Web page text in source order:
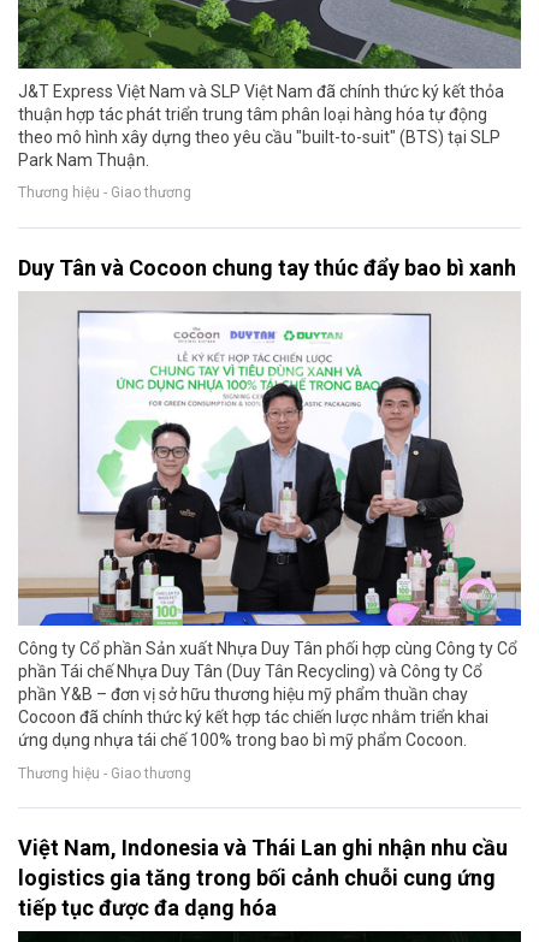
J&T Express Việt Nam và SLP Việt Nam đã chính thức ký kết thỏa
thuận hợp tác phát triển trung tâm phân loại hàng hóa tự động
theo mô hình xây dựng theo yêu cầu "built-to-suit" (BTS) tại SLP
Park Nam Thuận.
Thương hiệu - Giao thương
Duy Tân và Cocoon chung tay thúc đẩy bao bì xanh
Công ty Cổ phần Sản xuất Nhựa Duy Tân phối hợp cùng Công ty Cổ
phần Tái chế Nhựa Duy Tân (Duy Tân Recycling) và Công ty Cổ
phần Y&B – đơn vị sở hữu thương hiệu mỹ phẩm thuần chay
Cocoon đã chính thức ký kết hợp tác chiến lược nhằm triển khai
ứng dụng nhựa tái chế 100% trong bao bì mỹ phẩm Cocoon.
Thương hiệu - Giao thương
Việt Nam, Indonesia và Thái Lan ghi nhận nhu cầu
logistics gia tăng trong bối cảnh chuỗi cung ứng
tiếp tục được đa dạng hóa